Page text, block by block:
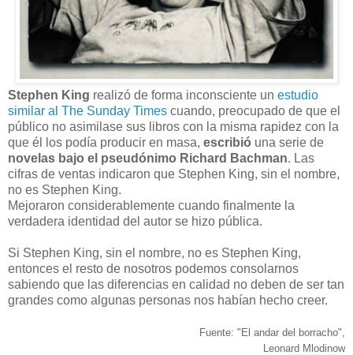
Stephen King realizó de forma inconsciente un estudio
similar al The Sunday Times cuando, preocupado de que el
público no asimilase sus libros con la misma rapidez con la
que él los podía producir en masa, escribió una serie de
novelas bajo el pseudónimo Richard Bachman. Las
cifras de ventas indicaron que Stephen King, sin el nombre,
no es Stephen King.
Mejoraron considerablemente cuando finalmente la
verdadera identidad del autor se hizo pública.
Si Stephen King, sin el nombre, no es Stephen King,
entonces el resto de nosotros podemos consolarnos
sabiendo que las diferencias en calidad no deben de ser tan
grandes como algunas personas nos habían hecho creer.
Fuente: "El andar del borracho",
Leonard Mlodinow